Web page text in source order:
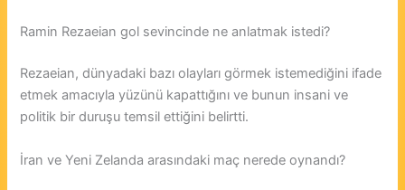
Ramin Rezaeian gol sevincinde ne anlatmak istedi?
Rezaeian, dünyadaki bazı olayları görmek istemediğini ifade
etmek amacıyla yüzünü kapattığını ve bunun insani ve
politik bir duruşu temsil ettiğini belirtti.
İran ve Yeni Zelanda arasındaki maç nerede oynandı?